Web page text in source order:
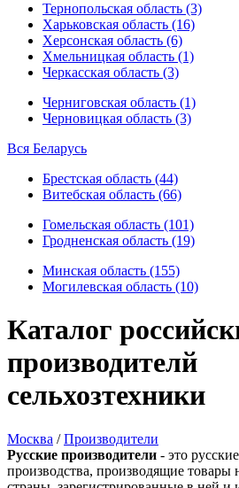
Тернопольская область (3)
Харьковская область (16)
Херсонская область (6)
Хмельницкая область (1)
Черкасская область (3)
Черниговская область (1)
Черновицкая область (3)
Вся Беларусь
Брестская область (44)
Витебская область (66)
Гомельская область (101)
Гродненская область (19)
Минская область (155)
Могилевская область (10)
Каталог
производителй
сельхозтехники
Москва /Производители
Русские производители - это
производства, производящие товары